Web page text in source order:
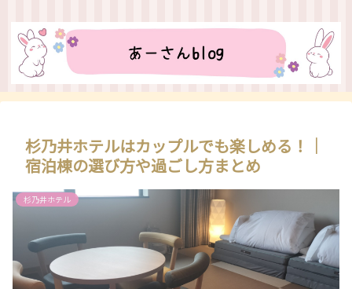
杉乃井ホテルはカップルでも楽しめる！｜
宿泊棟の選び方や過ごし方まとめ
杉乃井ホテル